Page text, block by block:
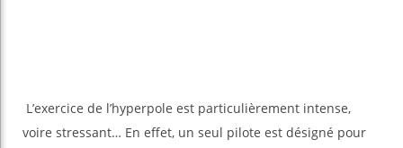
L’exercice de l’hyperpole est particulièrement intense,
voire stressant… En effet, un seul pilote est désigné pour